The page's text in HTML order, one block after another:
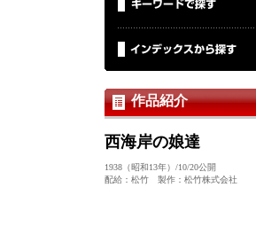
作品紹介
西海岸の娘達
1938（昭和13年）/10/20公開
配給：松竹 製作：松竹株式会社